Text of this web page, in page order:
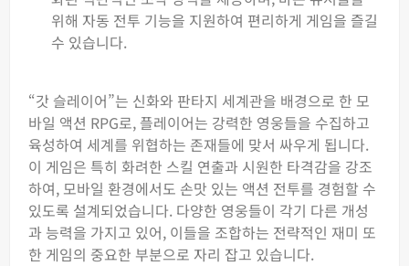
위해 자동 전투 기능을 지원하여 편리하게 게임을 즐길
수 있습니다.
“갓 슬레이어”는 신화와 판타지 세계관을 배경으로 한 모
바일 액션 RPG로, 플레이어는 강력한 영웅들을 수집하고
육성하여 세계를 위협하는 존재들에 맞서 싸우게 됩니다.
이 게임은 특히 화려한 스킬 연출과 시원한 타격감을 강조
하여, 모바일 환경에서도 손맛 있는 액션 전투를 경험할 수
있도록 설계되었습니다. 다양한 영웅들이 각기 다른 개성
과 능력을 가지고 있어, 이들을 조합하는 전략적인 재미 또
한 게임의 중요한 부분으로 자리 잡고 있습니다.